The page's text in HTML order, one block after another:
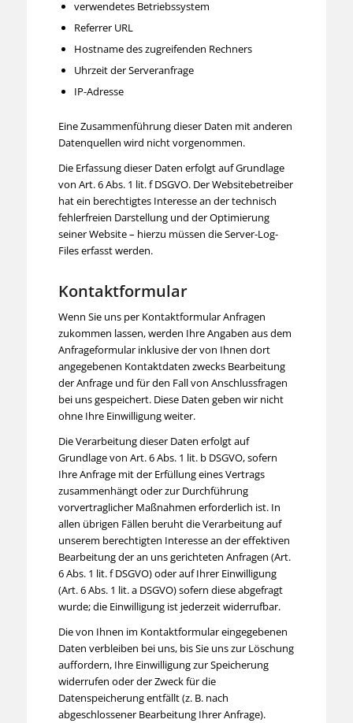
verwendetes Betriebssystem
Referrer URL
Hostname des zugreifenden Rechners
Uhrzeit der Serveranfrage
IP-Adresse
Eine Zusammenführung dieser Daten mit anderen
Datenquellen wird nicht vorgenommen.
Die Erfassung dieser Daten erfolgt auf Grundlage
von Art. 6 Abs. 1 lit. f DSGVO. Der Websitebetreiber
hat ein berechtigtes Interesse an der technisch
fehlerfreien Darstellung und der Optimierung
seiner Website – hierzu müssen die Server-Log-
Files erfasst werden.
Kontaktformular
Wenn Sie uns per Kontaktformular Anfragen
zukommen lassen, werden Ihre Angaben aus dem
Anfrageformular inklusive der von Ihnen dort
angegebenen Kontaktdaten zwecks Bearbeitung
der Anfrage und für den Fall von Anschlussfragen
bei uns gespeichert. Diese Daten geben wir nicht
ohne Ihre Einwilligung weiter.
Die Verarbeitung dieser Daten erfolgt auf
Grundlage von Art. 6 Abs. 1 lit. b DSGVO, sofern
Ihre Anfrage mit der Erfüllung eines Vertrags
zusammenhängt oder zur Durchführung
vorvertraglicher Maßnahmen erforderlich ist. In
allen übrigen Fällen beruht die Verarbeitung auf
unserem berechtigten Interesse an der effektiven
Bearbeitung der an uns gerichteten Anfragen (Art.
6 Abs. 1 lit. f DSGVO) oder auf Ihrer Einwilligung
(Art. 6 Abs. 1 lit. a DSGVO) sofern diese abgefragt
wurde; die Einwilligung ist jederzeit widerrufbar.
Die von Ihnen im Kontaktformular eingegebenen
Daten verbleiben bei uns, bis Sie uns zur Löschung
auffordern, Ihre Einwilligung zur Speicherung
widerrufen oder der Zweck für die
Datenspeicherung entfällt (z. B. nach
abgeschlossener Bearbeitung Ihrer Anfrage).